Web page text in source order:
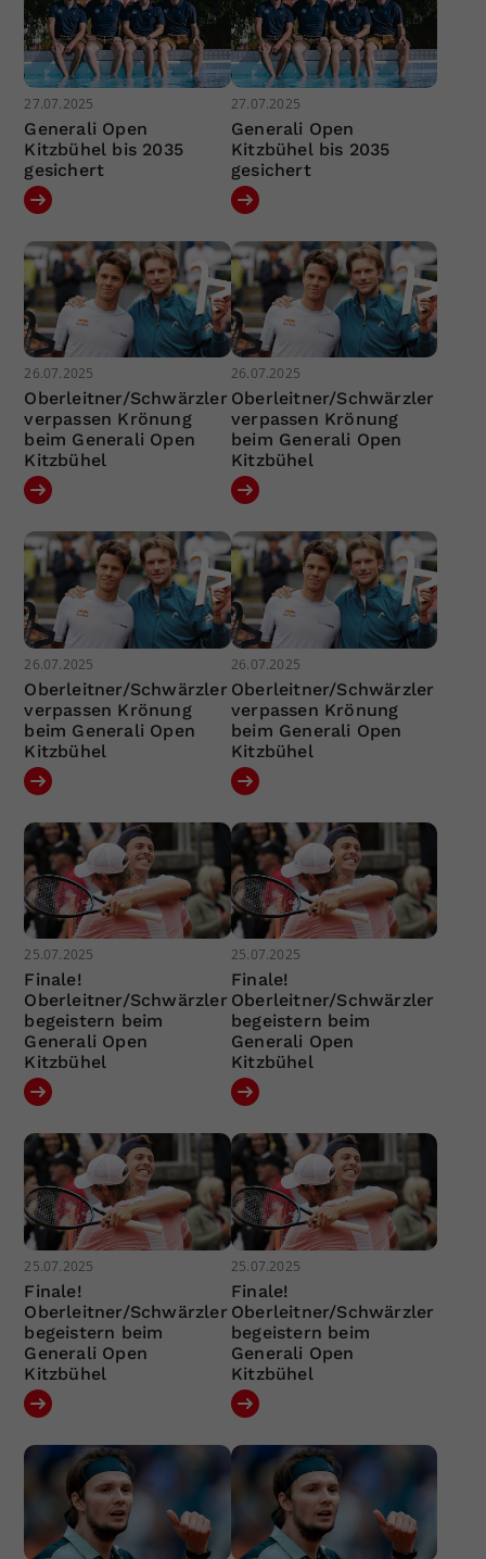
27.07.2025
Generali Open
Kitzbühel bis 2035
gesichert
27.07.2025
Generali Open
Kitzbühel bis 2035
gesichert
26.07.2025
Oberleitner/Schwärzler
verpassen Krönung
beim Generali Open
Kitzbühel
26.07.2025
Oberleitner/Schwärzler
verpassen Krönung
beim Generali Open
Kitzbühel
26.07.2025
Oberleitner/Schwärzler
verpassen Krönung
beim Generali Open
Kitzbühel
26.07.2025
Oberleitner/Schwärzler
verpassen Krönung
beim Generali Open
Kitzbühel
25.07.2025
Finale!
Oberleitner/Schwärzler
begeistern beim
Generali Open
Kitzbühel
25.07.2025
Finale!
Oberleitner/Schwärzler
begeistern beim
Generali Open
Kitzbühel
25.07.2025
Finale!
Oberleitner/Schwärzler
begeistern beim
Generali Open
Kitzbühel
25.07.2025
Finale!
Oberleitner/Schwärzler
begeistern beim
Generali Open
Kitzbühel